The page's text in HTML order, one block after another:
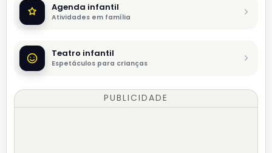
Agenda infantil
Atividades em família
Teatro infantil
Espetáculos para crianças
PUBLICIDADE